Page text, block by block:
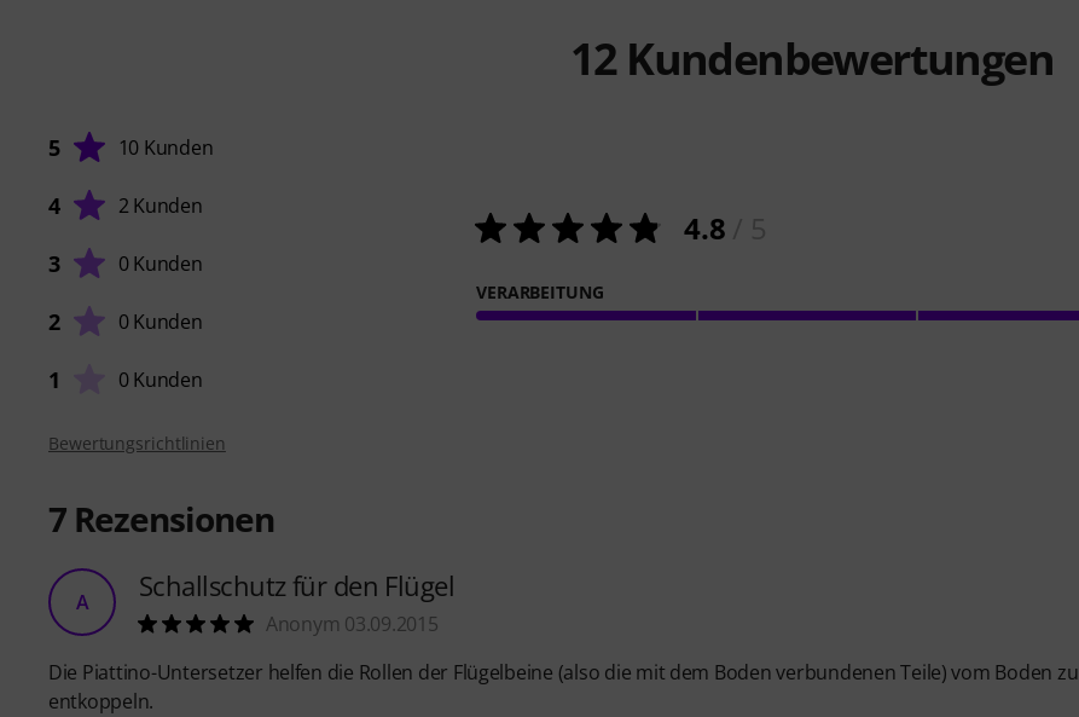
12Kundenbewertungen
5 10 Kunden
4 2 Kunden
3 0 Kunden
2 0 Kunden
1 0 Kunden
4.8
VERARBEITUNG
Bewertungsrichtlinien
7 Rezensionen
A Schallschutz für den Flügel
Anonym 03.09.2015
Die Piattino-Untersetzer helfen die Rollen der Flügelbeine (also die mit dem Boden verbundenen Teile) vom Boden zu
entkoppeln.